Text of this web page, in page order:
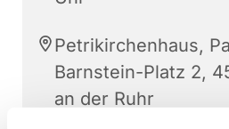
Petrikirchenhaus,
Barnstein-Platz 2,
an der Ruhr